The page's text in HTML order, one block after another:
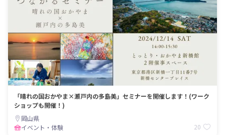
「晴れの国おかやま×瀬戸内の多島美」セミナーを開催します！(ワーク
ショップも開催！)
岡山県
イベント・体験
20